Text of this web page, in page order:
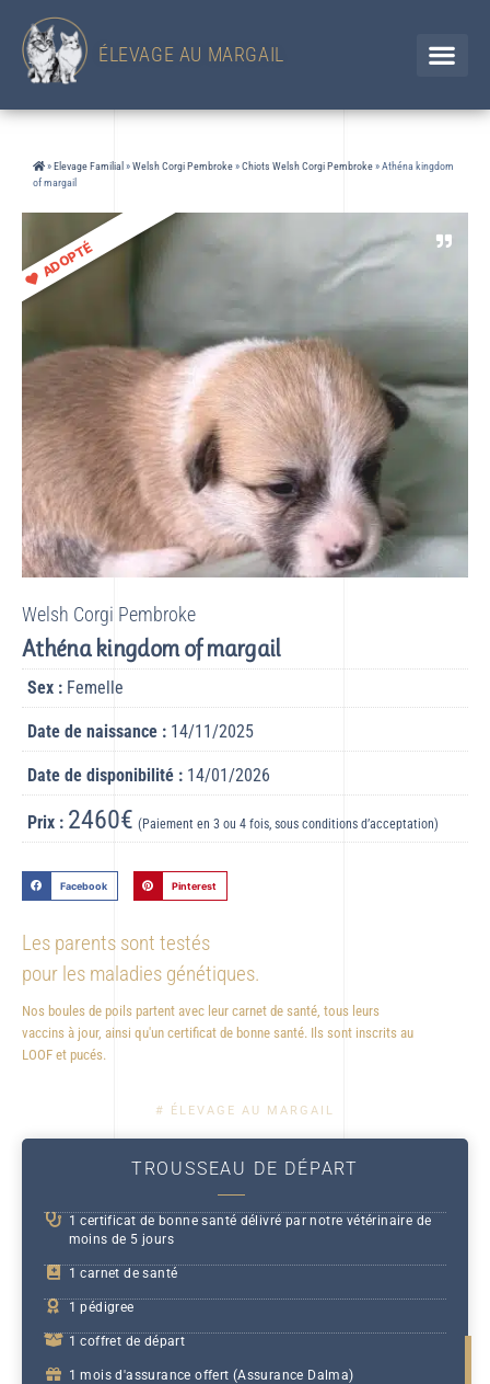
ÉLEVAGE AU MARGAIL
» Elevage Familial »Welsh Corgi Pembroke»Chiots Welsh Corgi Pembroke»Athéna kingdom
of margail
ADOPTÉ
Welsh Corgi Pembroke
Athéna kingdom of margail
Sex : Femelle
Date de naissance : 14/11/2025
Date de disponibilité : 14/01/2026
Prix : 2460€ (Paiement en 3 ou 4 fois, sous conditions d’acceptation)
Facebook Pinterest
Les parents sont testés
pour les maladies génétiques.
Nos boules de poils partent avec leur carnet de santé, tous leurs
vaccins à jour, ainsi qu'un certificat de bonne santé. Ils sont inscrits au
LOOF et pucés.
# ÉLEVAGE AU MARGAIL
TROUSSEAU DE DÉPART
1 certificat de bonne santé délivré par notre vétérinaire de
moins de 5 jours
1 carnet de santé
1 pédigree
1 coffret de départ
1 mois d'assurance offert (Assurance Dalma)